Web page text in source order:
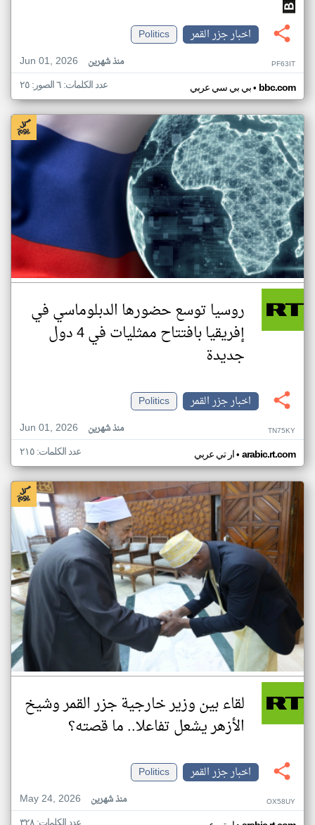
اخبار جزر القمر
Politics
Jun 01, 2026
منذ شهرين PF63IT
بي بي سي عربي• bbc.com عدد الكلمات: ٦ الصور: ٢٥
روسيا توسع حضورها الدبلوماسي في
إفريقيا بافتتاح ممثليات في 4 دول
جديدة
اخبار جزر القمر
Politics
Jun 01, 2026
منذ شهرين TN75KY
ار تي عربي• arabic.rt.com عدد الكلمات: ٢١٥
لقاء بين وزير خارجية جزر القمر وشيخ
الأزهر يشعل تفاعلا.. ما قصته؟
اخبار جزر القمر
Politics
May 24, 2026
منذ شهرين OX58UY
عدد الكلمات: ٣٢٨